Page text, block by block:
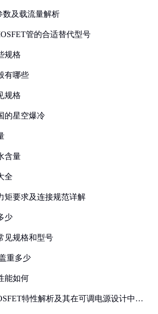
数及载流量解析
管的合适替代型号
规格
有哪些
规格
的星空爆冷
含量
全
矩要求及连接规范详解
少
见规格和型号
重多少
能如何
特性解析及其在可调电源设计中的